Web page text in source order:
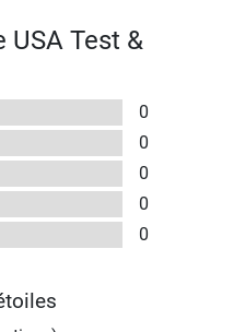
USA Test &
0
0
0
0
0